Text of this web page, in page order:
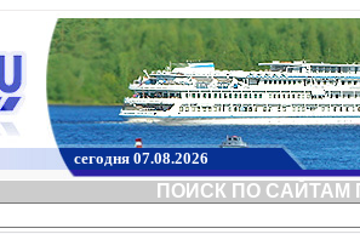
сегодня 07.08.2026
ПОИСК ПО САЙТАМ